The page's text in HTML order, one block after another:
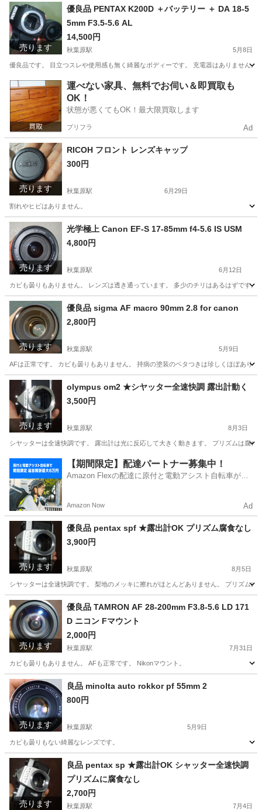
東京 台東区 秋葉原駅 ありません
売ります
優良品 PENTAX K200D ＋バッテリー ＋ DA 18-5
5mm F3.5-5.6 AL
14,500円
秋葉原駅 5月8日
優良品です。 目立つスレや使用感も無く綺麗なボディーです。 充電器はありません
東京 台東区 秋葉原駅 カメラ K200D
運べない家具、無料でお伺い＆即買取も
OK！
状態が悪くてもOK！最大限買取します
プリフラ Ad
売ります
RICOH フロント レンズキャップ
300円
秋葉原駅 6月29日
割れやヒビはありません。
東京 台東区 秋葉原駅
売ります
光学極上 Canon EF-S 17-85mm f4-5.6 IS USM
4,800円
秋葉原駅 6月12日
カビも曇りもありません。 レンズは透き通っています。 多少のチリはあるはずです
東京 台東区 秋葉原駅
売ります
優良品 sigma AF macro 90mm 2.8 for canon
2,800円
秋葉原駅 5月9日
AFは正常です。 カビも曇りもありません。 持病の塗装のベタつきは珍しくほぼありま
東京 台東区 カメラ
売ります
olympus om2 ★シヤッター全速快調 露出計動く
3,500円
秋葉原駅 8月3日
シヤッターは全速快調です。 露出計は光に反応して大きく動きます。 プリズムは腐
秋葉原駅 カメラ
【期間限定】配達パートナー募集中！
Amazon Flexの配達に原付と電動アシスト自転車が登
Amazon Now Ad
売ります
優良品 pentax spf ★露出計OK プリズム腐食なし
3,900円
秋葉原駅 8月5日
シヤッターは全速快調です。 梨地のメッキに擦れがほとんどありません。 プリズム
東京 台東区 秋葉原駅
売ります
優良品 TAMRON AF 28-200mm F3.8-5.6 LD 171
D ニコン Fマウント
2,000円
秋葉原駅 7月31日
カビも曇りもありません。 AFも正常です。 Nikonマウント。
東京 台東区 秋葉原駅
売ります
良品 minolta auto rokkor pf 55mm 2
800円
秋葉原駅 5月9日
カビも曇りもない綺麗なレンズです。
東京 台東区 秋葉原駅 カメラ 良品
売ります
良品 pentax sp ★露出計OK シャッター全速快調
プリズムに腐食なし
2,700円
秋葉原駅 7月4日